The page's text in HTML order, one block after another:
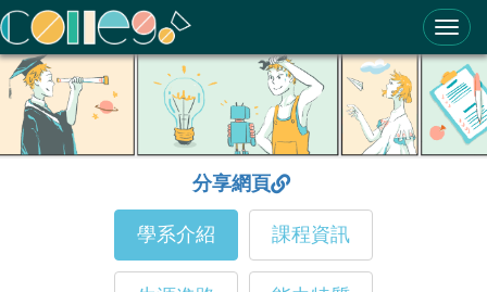
ColleGo! 大學選才與高中育才輔助系統
分享網頁
學系介紹 課程資訊